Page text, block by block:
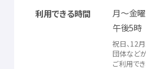
利用できる時間 月～金
午後5時
祝日、12月
団体など
ご利用で